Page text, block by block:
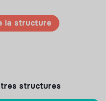
la structure
structures